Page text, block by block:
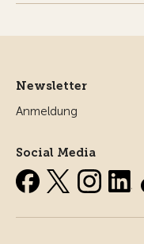
Newsletter
Anmeldung
Social Media